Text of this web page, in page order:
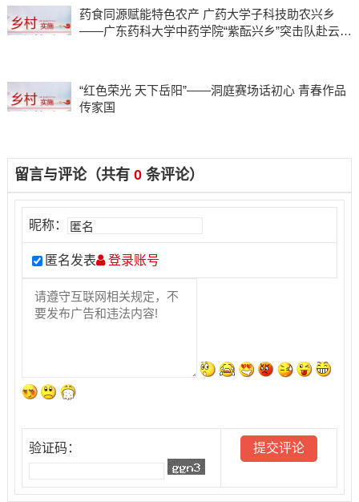
药食同源赋能特色农产 广药大学子科技助农兴乡
——广东药科大学中药学院“紫酝兴乡”突击队赴云浮
“红色荣光 天下岳阳”——洞庭赛场话初心 青春作品
传家国
留言与评论（共有 0条评论）
昵称：
匿名发表 登录账号
验证码：